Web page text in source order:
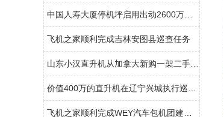
飞机之家顺利完成吉林安图县巡查任务